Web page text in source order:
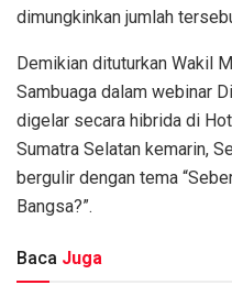
dimungkinkan jumlah
Demikian dituturkan Wakil
Sambuaga dalam webinar
digelar secara hibrida di
Sumatra Selatan kemarin,
bergulir dengan tema
Bangsa?”.
Baca Juga